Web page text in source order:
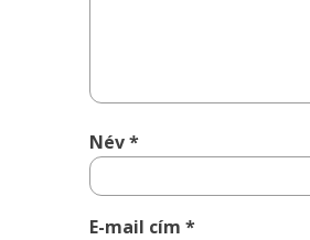
Név*
E-mail cím*